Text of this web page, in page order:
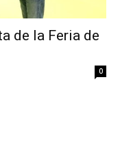
de la Feria de
0